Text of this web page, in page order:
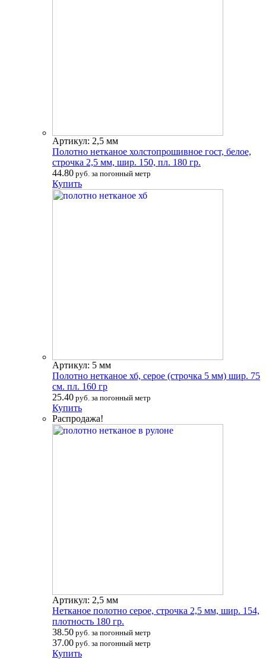
Артикул: 2,5 мм
Полотно нетканое холстопрошивное гост, белое,
строчка 2,5 мм, шир. 150, пл. 180 гр.
44.80 руб. за погонный метр
Купить
Артикул: 5 мм
Полотно нетканое хб, серое (строчка 5 мм) шир. 75
см. пл. 160 гр
25.40 руб. за погонный метр
Купить
Распродажа!
Артикул: 2,5 мм
Нетканое полотно серое, строчка 2,5 мм, шир. 154,
плотность 180 гр.
38.50 руб. за погонный метр
37.00 руб. за погонный метр
Купить